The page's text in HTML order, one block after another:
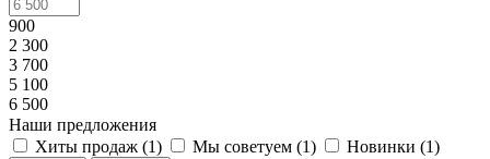
900
2 300
3 700
5 100
6 500
Наши предложения
Хиты продаж (1) Мы советуем (1) Новинки (1)